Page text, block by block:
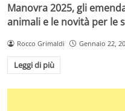
Manovra 2025, gli
animali e le novità per le
Rocco Grimaldi Gennaio 22,
Leggi di più